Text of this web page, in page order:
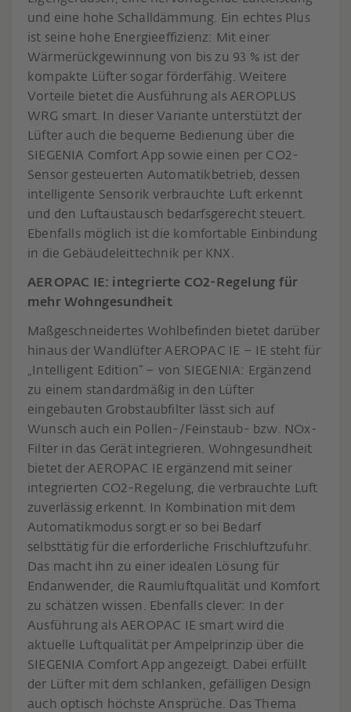
und eine hohe Schalldämmung. Ein echtes Plus
ist seine hohe Energieeffizienz: Mit einer
Wärmerückgewinnung von bis zu 93 % ist der
kompakte Lüfter sogar förderfähig. Weitere
Vorteile bietet die Ausführung als AEROPLUS
WRG smart. In dieser Variante unterstützt der
Lüfter auch die bequeme Bedienung über die
SIEGENIA Comfort App sowie einen per CO2-
Sensor gesteuerten Automatikbetrieb, dessen
intelligente Sensorik verbrauchte Luft erkennt
und den Luftaustausch bedarfsgerecht steuert.
Ebenfalls möglich ist die komfortable Einbindung
in die Gebäudeleittechnik per KNX.
AEROPAC IE: integrierte CO2-Regelung für
mehr Wohngesundheit
Maßgeschneidertes Wohlbefinden bietet darüber
hinaus der Wandlüfter AEROPAC IE – IE steht für
„Intelligent Edition“ – von SIEGENIA: Ergänzend
zu einem standardmäßig in den Lüfter
eingebauten Grobstaubfilter lässt sich auf
Wunsch auch ein Pollen-/Feinstaub- bzw. NOx-
Filter in das Gerät integrieren. Wohngesundheit
bietet der AEROPAC IE ergänzend mit seiner
integrierten CO2-Regelung, die verbrauchte Luft
zuverlässig erkennt. In Kombination mit dem
Automatikmodus sorgt er so bei Bedarf
selbsttätig für die erforderliche Frischluftzufuhr.
Das macht ihn zu einer idealen Lösung für
Endanwender, die Raumluftqualität und Komfort
zu schätzen wissen. Ebenfalls clever: In der
Ausführung als AEROPAC IE smart wird die
aktuelle Luftqualität per Ampelprinzip über die
SIEGENIA Comfort App angezeigt. Dabei erfüllt
der Lüfter mit dem schlanken, gefälligen Design
auch optisch höchste Ansprüche. Das Thema